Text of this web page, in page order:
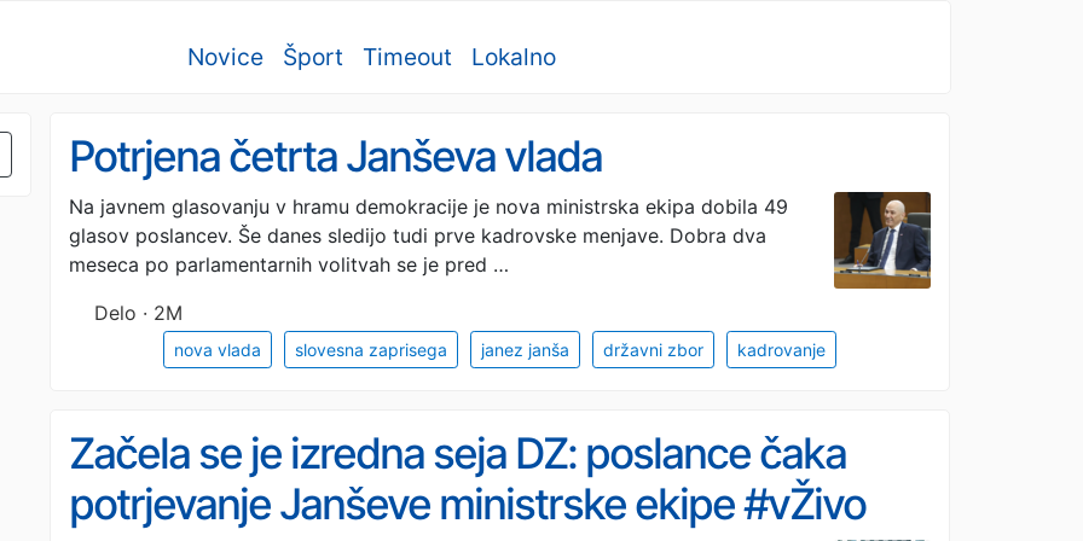
Novice Šport Timeout Lokalno
Potrjena četrta Janševa vlada
Na javnem glasovanju v hramu demokracije je nova ministrska ekipa dobila 49
glasov poslancev. Še danes sledijo tudi prve kadrovske menjave. Dobra dva
meseca po parlamentarnih volitvah se je pred …
Delo · 2M
nova vlada slovesna zaprisega janez janša državni zbor kadrovanje
Začela se je izredna seja DZ: poslance čaka
potrjevanje Janševe ministrske ekipe #vŽivo